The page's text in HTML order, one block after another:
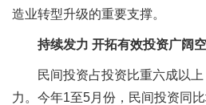
造业转型升级的重要支撑。
持续发力 开拓有效投资广阔
民间投资占投资比重六成以
力。今年1至5月份，民间投资同